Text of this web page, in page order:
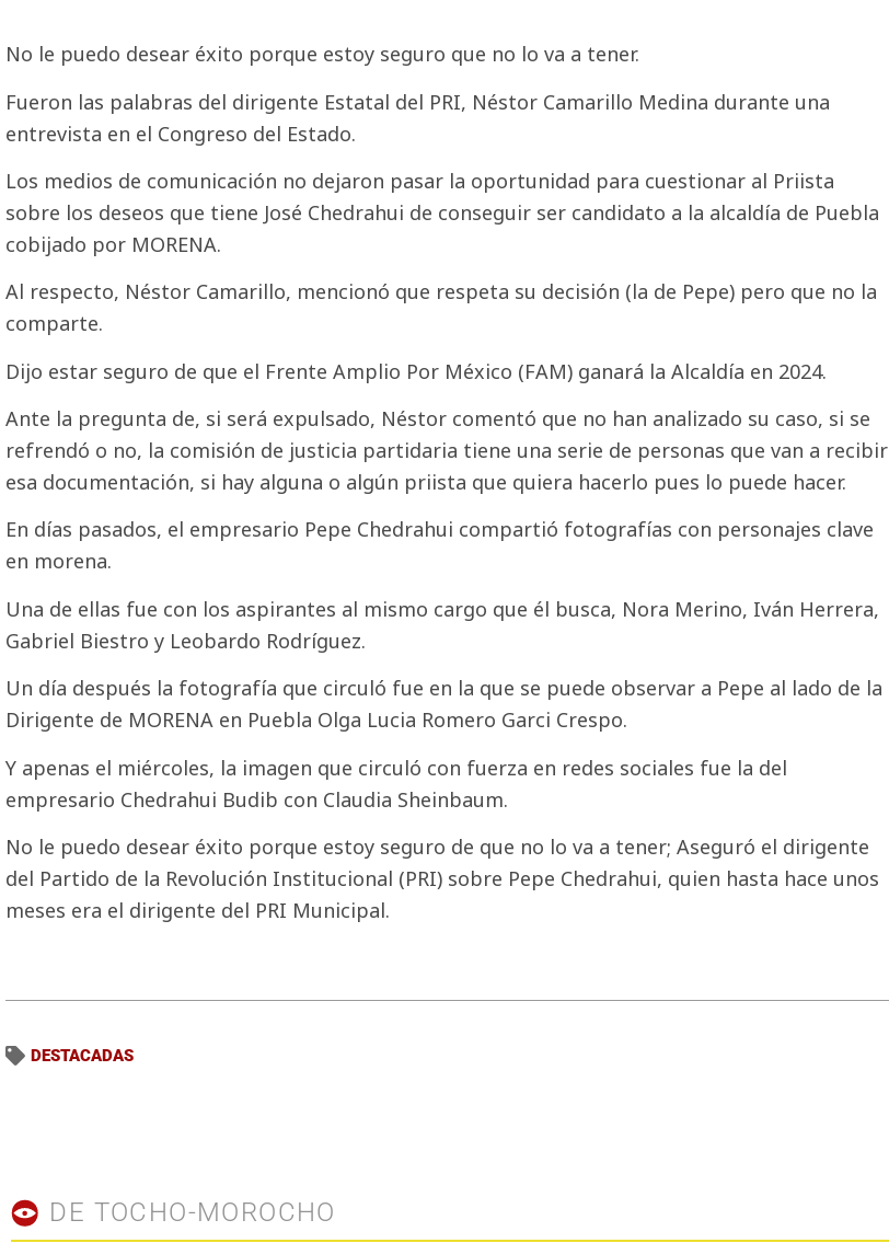
No le puedo desear éxito porque estoy seguro que no lo va a tener.
Fueron las palabras del dirigente Estatal del PRI, Néstor Camarillo Medina durante una
entrevista en el Congreso del Estado.
Los medios de comunicación no dejaron pasar la oportunidad para cuestionar al Priista
sobre los deseos que tiene José Chedrahui de conseguir ser candidato a la alcaldía de Puebla
cobijado por MORENA.
Al respecto, Néstor Camarillo, mencionó que respeta su decisión (la de Pepe) pero que no la
comparte.
Dijo estar seguro de que el Frente Amplio Por México (FAM) ganará la Alcaldía en 2024.
Ante la pregunta de, si será expulsado, Néstor comentó que no han analizado su caso, si se
refrendó o no, la comisión de justicia partidaria tiene una serie de personas que van a recibir
esa documentación, si hay alguna o algún priista que quiera hacerlo pues lo puede hacer.
En días pasados, el empresario Pepe Chedrahui compartió fotografías con personajes clave
en morena.
Una de ellas fue con los aspirantes al mismo cargo que él busca, Nora Merino, Iván Herrera,
Gabriel Biestro y Leobardo Rodríguez.
Un día después la fotografía que circuló fue en la que se puede observar a Pepe al lado de la
Dirigente de MORENA en Puebla Olga Lucia Romero Garci Crespo.
Y apenas el miércoles, la imagen que circuló con fuerza en redes sociales fue la del
empresario Chedrahui Budib con Claudia Sheinbaum.
No le puedo desear éxito porque estoy seguro de que no lo va a tener; Aseguró el dirigente
del Partido de la Revolución Institucional (PRI) sobre Pepe Chedrahui, quien hasta hace unos
meses era el dirigente del PRI Municipal.
DESTACADAS
DE TOCHO-MOROCHO